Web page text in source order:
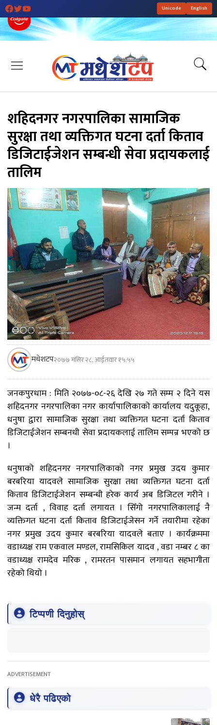
Unicode English
शहिदनगर नगरपालिका सामाजिक
सुरक्षा तथा व्यक्तिगत घटना दर्ता किताव
डिजिटाईजेशन सम्बन्धी सेवा प्रदायकलाई
तालिम
मधेशटप२०७७ मंसिर २८, आईतवार १५:५५
जनकपुरधाम : मिति २०७७-०८-२६ देखि २७ गते सम्म २ दिने यस
शहिदनगर नगरपालिका नगर कार्यापालिकाको कार्यालय यदुकूहा,
धनुषा द्वारा सामाजिक सुरक्षा तथा व्यक्तिगत घटना दर्ता किताव
डिजिटाईजेशन सम्बनधी सेवा प्रदायकलाई तालिम सम्पन्र भएको छ
।
धनुषाको शहिदनगर नगरपालिकाको नगर प्रमुख उदय कुमार
बरबरिया यादवले सामाजिक सुरक्षा तथा व्यक्तिगत घटना दर्ता
किताव डिजिटाईजेशन सम्बन्धी हरेक कार्य अब डिजिटल गरीने ।
जन्म दर्ता , विवाह दर्ता लगायत । सिँगो नगरपालिकालाई नै
व्यक्तिगत घटना दर्ता किताव डिजिटाईजेसन गर्ने तयारीमा रहेका
नगर प्रमुख उदय कुमार बरबरिया यादवले बताए । कार्यक्रममा
वडाध्यक्ष राम एकवाल मण्डल, रामसिकिल यादव , वडा नम्बर ८ का
वडाध्यक्ष रामदेव मरिक , रामरतन पासमान लगायत सहभागीता
रहेको थियो ।
टिप्पणी दिनुहोस्
ADVERTISEMENT
धेरै पढिएको